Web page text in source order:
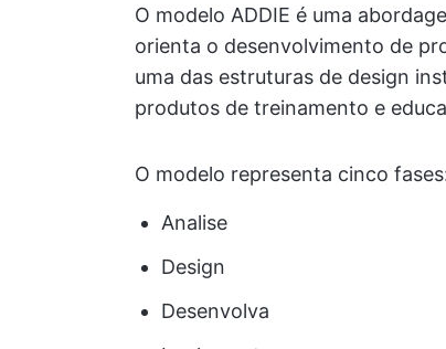
O modelo ADDIE é uma
orienta o desenvolvimento de
uma das estruturas de design
produtos de treinamento e
O modelo representa cinco
Analise
Design
Desenvolva